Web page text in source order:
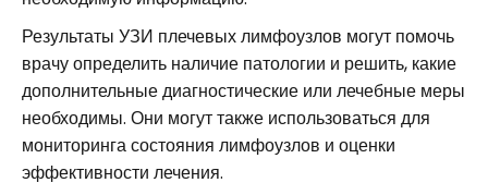
Результаты УЗИ плечевых лимфоузлов могут помочь
врачу определить наличие патологии и решить, какие
дополнительные диагностические или лечебные меры
необходимы. Они могут также использоваться для
мониторинга состояния лимфоузлов и оценки
эффективности лечения.